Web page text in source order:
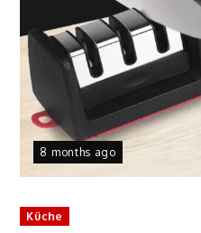
8 months ago
Küche